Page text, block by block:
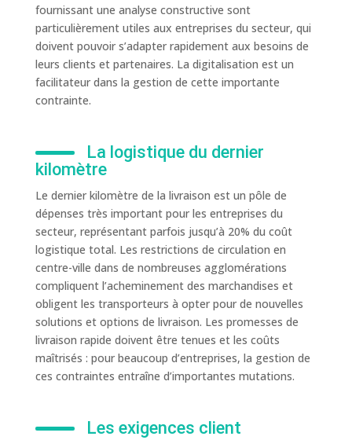
fournissant une analyse constructive sont
particulièrement utiles aux entreprises du secteur, qui
doivent pouvoir s’adapter rapidement aux besoins de
leurs clients et partenaires. La digitalisation est un
facilitateur dans la gestion de cette importante
contrainte.
La logistique du dernier
kilomètre
Le dernier kilomètre de la livraison est un pôle de
dépenses très important pour les entreprises du
secteur, représentant parfois jusqu’à 20% du coût
logistique total. Les restrictions de circulation en
centre-ville dans de nombreuses agglomérations
compliquent l’acheminement des marchandises et
obligent les transporteurs à opter pour de nouvelles
solutions et options de livraison. Les promesses de
livraison rapide doivent être tenues et les coûts
maîtrisés : pour beaucoup d’entreprises, la gestion de
ces contraintes entraîne d’importantes mutations.
Les exigences client